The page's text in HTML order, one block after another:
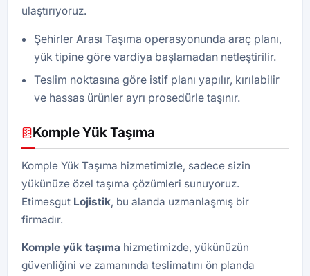
ulaştırıyoruz.
Şehirler Arası Taşıma operasyonunda araç planı,
yük tipine göre vardiya başlamadan netleştirilir.
Teslim noktasına göre istif planı yapılır, kırılabilir
ve hassas ürünler ayrı prosedürle taşınır.
Komple Yük Taşıma
Komple Yük Taşıma hizmetimizle, sadece sizin
yükünüze özel taşıma çözümleri sunuyoruz.
Etimesgut Lojistik, bu alanda uzmanlaşmış bir
firmadır.
Komple yük taşıma hizmetimizde, yükünüzün
güvenliğini ve zamanında teslimatını ön planda